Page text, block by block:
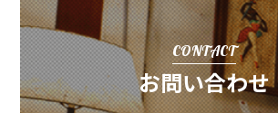
CONTACT
お問い合わせ